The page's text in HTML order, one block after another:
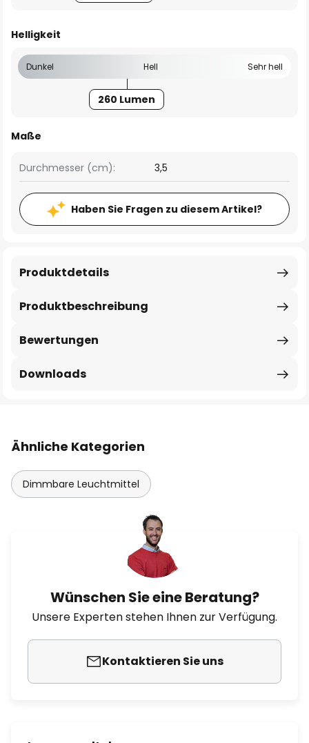
Helligkeit
Dunkel Hell Sehr hell
260 Lumen
Maße
Durchmesser (cm): 3,5
Haben Sie Fragen zu diesem Artikel?
Produktbeschreibung
Produktdetails
Bewertungen
Downloads
Ähnliche Kategorien
Dimmbare Leuchtmittel
Wünschen Sie eine Beratung?
Unsere Experten stehen Ihnen zur Verfügung.
Kontaktieren Sie uns